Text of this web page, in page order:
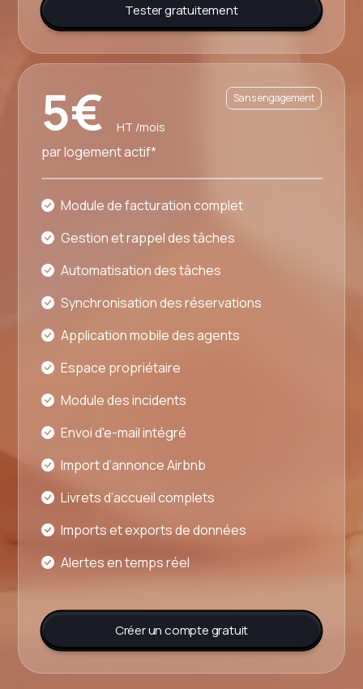
Tester gratuitement
5€ HT /mois
Sans engagement
par logement actif*
Module de facturation complet
Gestion et rappel des tâches
Automatisation des tâches
Synchronisation des réservations
Application mobile des agents
Espace propriétaire
Module des incidents
Envoi d'e-mail intégré
Import d’annonce Airbnb
Livrets d’accueil complets
Imports et exports de données
Alertes en temps réel
Créer un compte gratuit